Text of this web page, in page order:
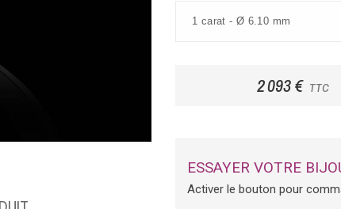
2 093 € TTC
ESSAYER VOTRE
Activer le bouton pour